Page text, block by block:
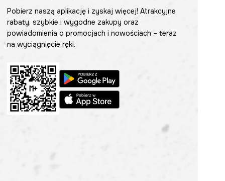
Pobierz naszą aplikację i zyskaj więcej! Atrakcyjne
rabaty, szybkie i wygodne zakupy oraz
powiadomienia o promocjach i nowościach – teraz
na wyciągnięcie ręki.